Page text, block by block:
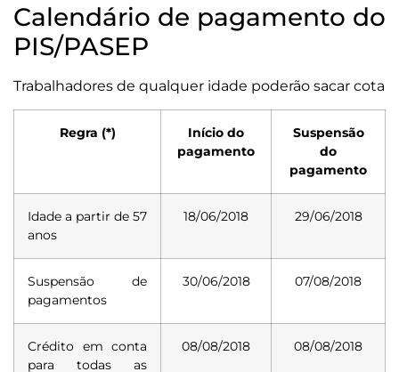
Calendário de pagamento do
PIS/PASEP
Trabalhadores de qualquer idade poderão sacar cota
Regra (*)
Início do
pagamento
Suspensão
do
pagamento
Idade a partir de 57
anos
18/06/2018 29/06/2018
Suspensão de
pagamentos
30/06/2018 07/08/2018
Crédito em conta
para todas as
08/08/2018 08/08/2018